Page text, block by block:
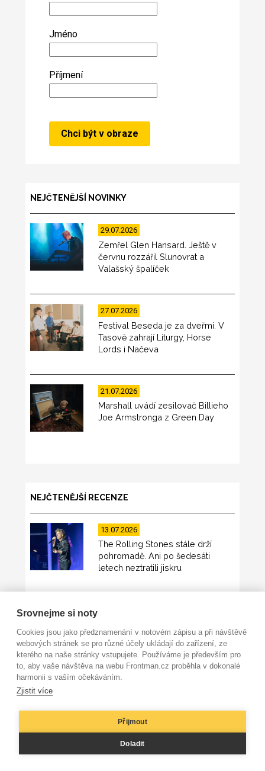
Jméno
Příjmení
NEJČTENĚJŠÍ NOVINKY
29.07.2026
Zemřel Glen Hansard. Ještě v
červnu rozzářil Slunovrat a
Valašský špalíček
27.07.2026
Festival Beseda je za dveřmi. V
Tasově zahrají Liturgy, Horse
Lords i Načeva
21.07.2026
Marshall uvádí zesilovač Billieho
Joe Armstronga z Green Day
NEJČTENĚJŠÍ RECENZE
13.07.2026
The Rolling Stones stále drží
pohromadě. Ani po šedesáti
letech neztratili jiskru
chutí zatnout riff do masa
minulost a sestavila ji jinak –
akusticky
Srovnejme si noty
Cookies jsou jako předznamenání v notovém zápisu a při návštěvě
webových stránek se pro různé účely ukládají do zařízení, ze
kterého na naše stránky vstupujete. Používáme je především pro
to, aby vaše návštěva na webu Frontman.cz proběhla v dokonalé
harmonii s vaším očekáváním.
Zjistit více
Přijmout
Doladit